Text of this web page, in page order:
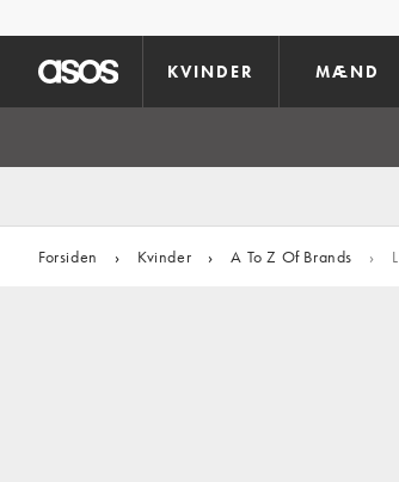
KVINDER MÆND
Forsiden › Kvinder › A To Z Of Brands ›